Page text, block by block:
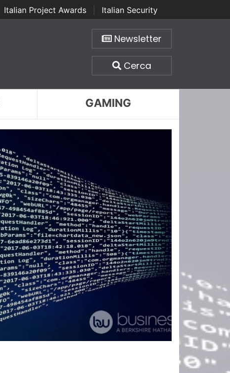
Italian Project Awards
Italian Security
Newsletter
Cerca
GAMING